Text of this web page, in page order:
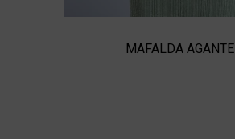
MAFALDA AGANTE